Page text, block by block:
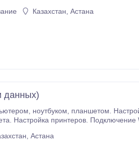
Windows 7 Home Basic /
Казахстан, Астана
данных)
Настройка принтеров. Подключение
Астана